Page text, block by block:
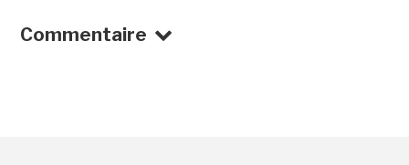
Commentaire